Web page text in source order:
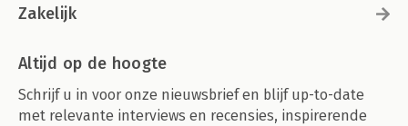
Zakelijk
Altijd op de hoogte
Schrijf u in voor onze nieuwsbrief en blijf up-to-date
met relevante interviews en recensies, inspirerende